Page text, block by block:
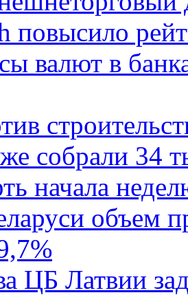
повысило
валют в
собрали 34
начала
объем
ЦБ Латвии